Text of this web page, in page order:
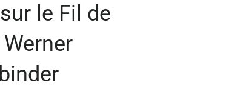
le Fil de